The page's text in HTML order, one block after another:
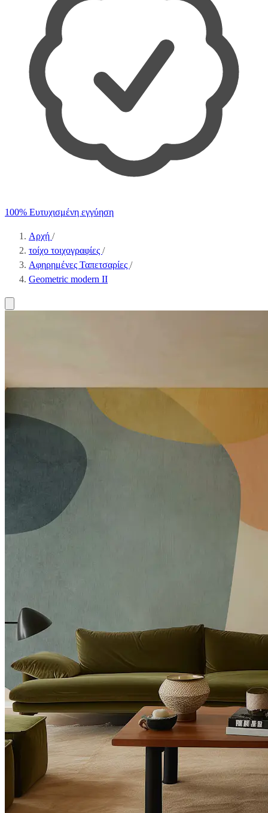
100% Ευτυχισμένη εγγύηση
Αρχή /
τοίχο τοιχογραφίες /
Αφηρημένες Ταπετσαρίες /
Geometric modern II